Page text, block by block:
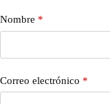
Nombre *
Correo electrónico *